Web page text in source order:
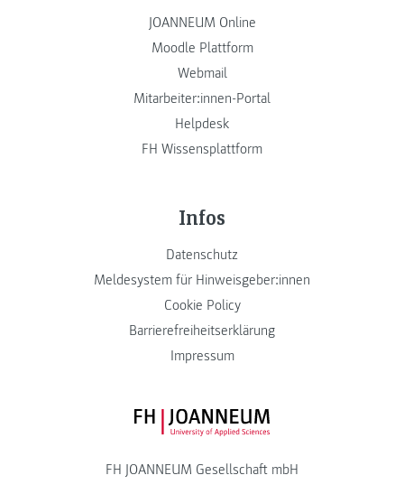
JOANNEUM Online
Moodle Plattform
Webmail
Mitarbeiter:innen-Portal
Helpdesk
FH Wissensplattform
Infos
Datenschutz
Meldesystem für Hinweisgeber:innen
Cookie Policy
Barrierefreiheitserklärung
Impressum
FH JOANNEUM Logo
FH JOANNEUM Gesellschaft mbH